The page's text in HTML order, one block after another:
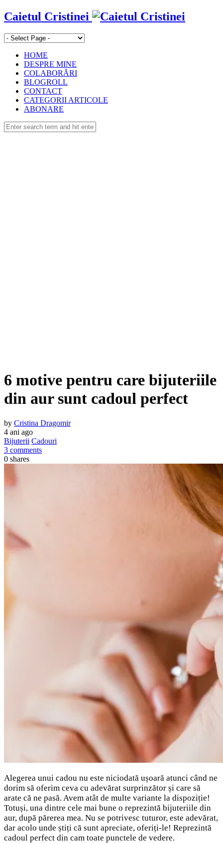
Caietul Cristinei
HOME
DESPRE MINE
COLABORĂRI
BLOGROLL
CONTACT
CATEGORII ARTICOLE
ABONARE
6 motive pentru care bijuteriile
din aur sunt cadoul perfect
by Cristina Dragomir
4 ani ago
Bijuterii Cadouri
3 comments
0 shares
Alegerea unui cadou nu este niciodată ușoară atunci când ne
dorim să oferim ceva cu adevărat surprinzător și care să
arate că ne pasă. Avem atât de multe variante la dispoziție!
Totuși, una dintre cele mai bune o reprezintă bijuteriile din
aur, după părerea mea. Nu se potrivesc tuturor, este adevărat,
dar acolo unde știți că sunt apreciate, oferiți-le! Reprezintă
cadoul perfect din cam toate punctele de vedere.